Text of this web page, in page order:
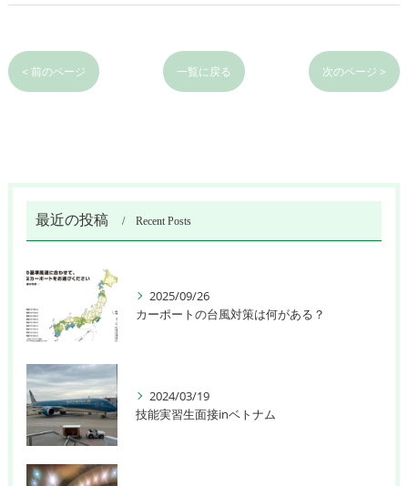
< 前のページ 一覧に戻る 次のページ >
最近の投稿 Recent Posts
2025/09/26
カーポートの台風対策は何がある？
2024/03/19
技能実習生面接inベトナム